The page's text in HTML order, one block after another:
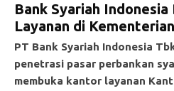
Bank Syariah
Layanan di
PT Bank Syariah Indonesia
penetrasi pasar perbankan
membuka kantor layanan